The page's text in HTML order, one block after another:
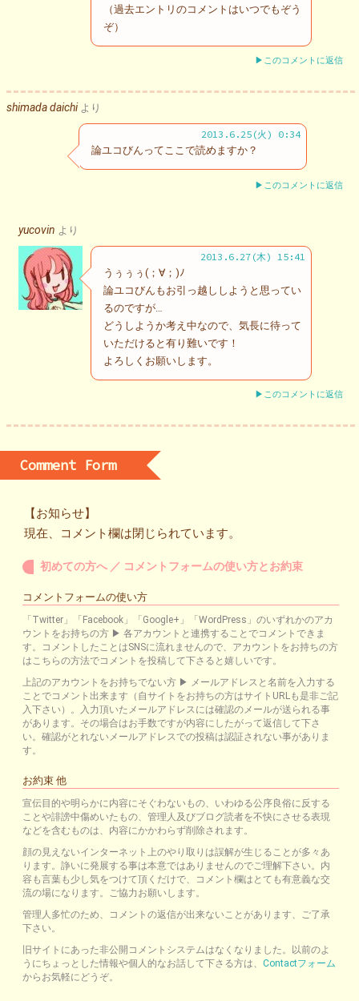
（過去エントリのコメントはいつでもぞう
ぞ）
▶このコメントに返信
shimada daichi より
2013.6.25(火) 0:34
論ユコびんってここで読めますか？
▶このコメントに返信
yucovin より
2013.6.27(木) 15:41
うぅぅぅ(；∀；)ﾉ
論ユコびんもお引っ越ししようと思ってい
るのですが…
どうしようか考え中なので、気長に待って
いただけると有り難いです！
よろしくお願いします。
▶このコメントに返信
Comment Form
【お知らせ】
現在、コメント欄は閉じられています。
初めての方へ ／ コメントフォームの使い方とお約束
コメントフォームの使い方
「Twitter」「Facebook」「Google+」「WordPress」のいずれかのアカ
ウントをお持ちの方 ▶ 各アカウントと連携することでコメントできま
す。コメントしたことはSNSに流れませんので、アカウントをお持ちの方
はこちらの方法でコメントを投稿して下さると嬉しいです。
上記のアカウントをお持ちでない方 ▶ メールアドレスと名前を入力する
ことでコメント出来ます（自サイトをお持ちの方はサイトURLも是非ご記
入下さい）。入力頂いたメールアドレスには確認のメールが送られる事
があります。その場合はお手数ですが内容にしたがって返信して下さ
い。確認がとれないメールアドレスでの投稿は認証されない事がありま
す。
お約束 他
宣伝目的や明らかに内容にそぐわないもの、いわゆる公序良俗に反する
ことや誹謗中傷めいたもの、管理人及びブログ読者を不快にさせる表現
などを含むものは、内容にかかわらず削除されます。
顔の見えないインターネット上のやり取りは誤解が生じることが多々あ
ります。諍いに発展する事は本意ではありませんのでご理解下さい。内
容も言葉も少し気をつけて頂くだけで、コメント欄はとても有意義な交
流の場になります。ご協力お願いします。
管理人多忙のため、コメントの返信が出来ないことがあります、ご了承
下さい。
旧サイトにあった非公開コメントシステムはなくなりました。以前のよ
うにちょっとした情報や個人的なお話して下さる方は、 Contactフォーム
からお気軽にどうぞ。